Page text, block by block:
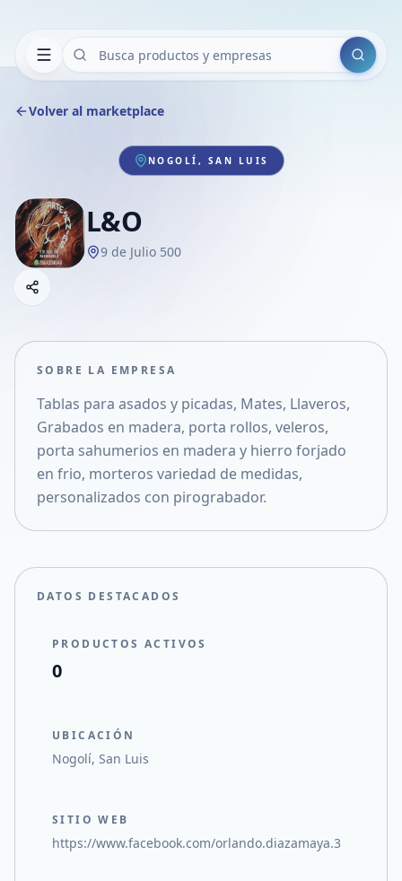
Buscar
Volver al marketplace
NOGOLÍ, SAN LUIS
L&O
9 de Julio 500
Compartir empresa
Compartir en X
SOBRE LA EMPRESA
Tablas para asados y picadas, Mates, Llaveros,
Grabados en madera, porta rollos, veleros,
porta sahumerios en madera y hierro forjado
en frio, morteros variedad de medidas,
personalizados con pirograbador.
DATOS DESTACADOS
PRODUCTOS ACTIVOS
0
UBICACIÓN
Nogolí, San Luis
SITIO WEB
https://www.facebook.com/orlando.diazamaya.3